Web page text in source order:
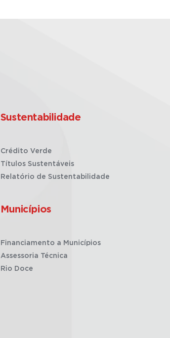
Sustentabilidade
Crédito Verde
Títulos Sustentáveis
Relatório de Sustentabilidade
Municípios
Financiamento a Municípios
Assessoria Técnica
Rio Doce